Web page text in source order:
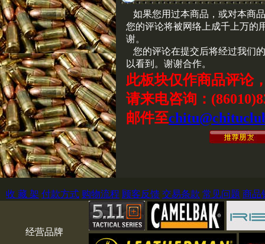
如果您用过本商品，或对本商
您的评论将被网络上成千上万的
谢。
您的评论在提交后将经过我们
以看到。谢谢合作。
此板块仅作商品评论
请来电咨询：
邮件至
收 藏 架 付款方式 购物流程 顾客反馈 交易条款 常见问题 商品
经营品牌